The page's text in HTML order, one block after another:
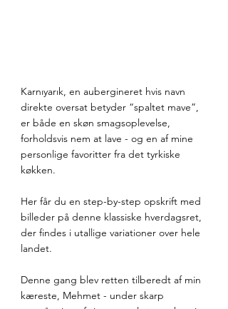
Karnıyarık, en aubergineret hvis navn
direkte oversat betyder “spaltet mave”,
er både en skøn smagsoplevelse,
forholdsvis nem at lave - og en af mine
personlige favoritter fra det tyrkiske
køkken.
Her får du en step-by-step opskrift med
billeder på denne klassiske hverdagsret,
der findes i utallige variationer over hele
landet.
Denne gang blev retten tilberedt af min
kæreste, Mehmet - under skarp